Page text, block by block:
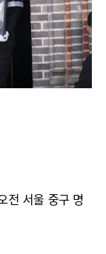
전 서울 중구 명